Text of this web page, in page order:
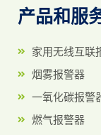
产品和服
家用无线互联
烟雾报警器
一氧化碳报警
燃气报警器